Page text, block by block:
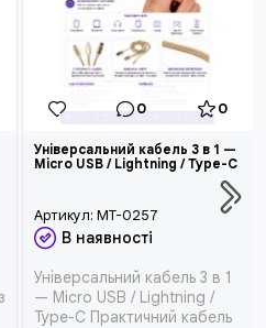
0 0
Універсальний кабель 3 в 1 —
Micro USB / Lightning / Type-C
Артикул: MT-0257
В наявності
Універсальний кабель 3 в 1
— Micro USB / Lightning /
Type-C Практичний кабель